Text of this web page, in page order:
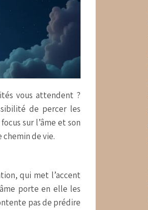
vous attendent ?
de percer les
sur l’âme et son
de vie.
qui met l’accent
porte en elle les
pas de prédire